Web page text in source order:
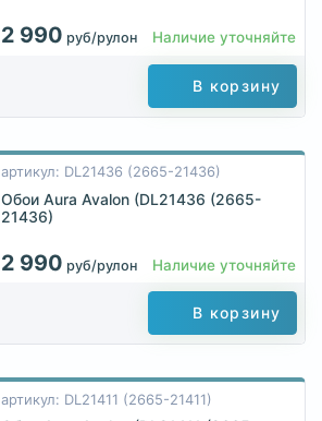
2 990 руб/рулон Наличие уточняйте
В корзину
артикул: DL21436 (2665-21436)
Обои Aura Avalon (DL21436 (2665-
21436)
2 990 руб/рулон Наличие уточняйте
В корзину
артикул: DL21411 (2665-21411)